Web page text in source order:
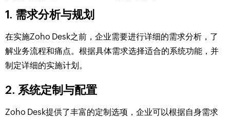
1. 需求分析与规划
在实施Zoho Desk之前，企业需要进行详细的需求分析，了
解业务流程和痛点。根据具体需求选择适合的系统功能，并
制定详细的实施计划。
2. 系统定制与配置
Zoho Desk提供了丰富的定制选项，企业可以根据自身需求